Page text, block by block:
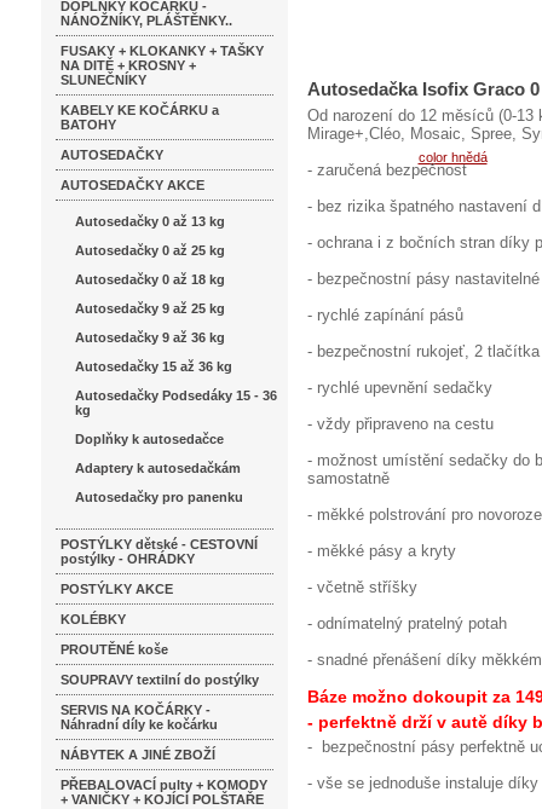
DOPLŇKY KOČÁRKU -
NÁNOŽNÍKY, PLÁŠTĚNKY..
FUSAKY + KLOKANKY + TAŠKY
NA DITĚ + KROSNY +
SLUNEČNÍKY
KABELY KE KOČÁRKU a
BATOHY
AUTOSEDAČKY
AUTOSEDAČKY AKCE
Autosedačky 0 až 13 kg
Autosedačky 0 až 25 kg
Autosedačky 0 až 18 kg
Autosedačky 9 až 25 kg
Autosedačky 9 až 36 kg
Autosedačky 15 až 36 kg
Autosedačky Podsedáky 15 - 36
kg
Doplňky k autosedačce
Adaptery k autosedačkám
Autosedačky pro panenku
POSTÝLKY dětské - CESTOVNÍ
postýlky - OHRÁDKY
POSTÝLKY AKCE
KOLÉBKY
PROUTĚNÉ koše
SOUPRAVY textilní do postýlky
SERVIS NA KOČÁRKY -
Náhradní díly ke kočárku
NÁBYTEK A JINÉ ZBOŽÍ
PŘEBALOVACÍ pulty + KOMODY
+ VANIČKY + KOJÍCÍ POLŠTAŘE
Autosedačka Isofix Graco
Od narození do 12 měsíců (0-
Mirage+,Cléo, Mosaic, Spree,
- zaručená bezpečnost
- bez rizika špatného nastavení
- ochrana i z bočních stran díky
- bezpečnostní pásy
- rychlé zapínání pásů
- bezpečnostní rukojeť, 2
- rychlé upevnění sedačky
- vždy připraveno na cestu
- možnost umístění sedačky do
samostatně
- měkké polstrování pro
- měkké pásy a kryty
- včetně stříšky
- odnímatelný pratelný potah
- snadné přenášení díky
Báze možno dokoupit za
- perfektně drží v autě díky
- bezpečnostní pásy perfektně
- vše se jednoduše instaluje